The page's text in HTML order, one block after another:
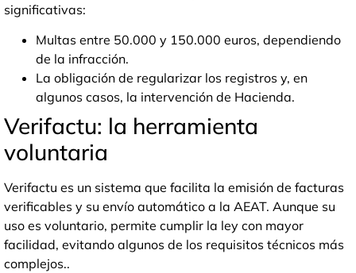
significativas:
Multas entre 50.000 y 150.000 euros, dependiendo
de la infracción.
La obligación de regularizar los registros y, en
algunos casos, la intervención de Hacienda.
Verifactu: la herramienta
voluntaria
Verifactu es un sistema que facilita la emisión de facturas
verificables y su envío automático a la AEAT. Aunque su
uso es voluntario, permite cumplir la ley con mayor
facilidad, evitando algunos de los requisitos técnicos más
complejos..